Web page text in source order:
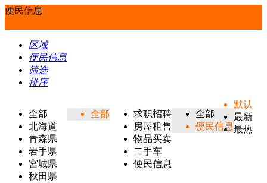
便民信息
区域
便民信息
筛选
排序
全部
北海道
青森県
岩手県
宮城県
秋田県
全部
求职招聘
房屋租售
物品买卖
二手车
便民信息
全部
便民信息
默认
最新
最热